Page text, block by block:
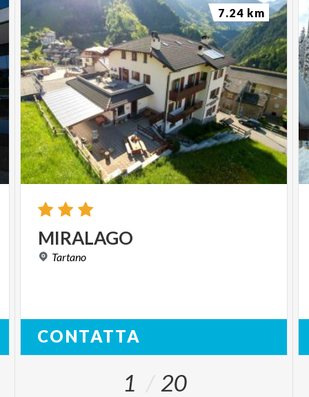
MIRALAGO
Tartano
CONTATTA
7.24 km
1 20